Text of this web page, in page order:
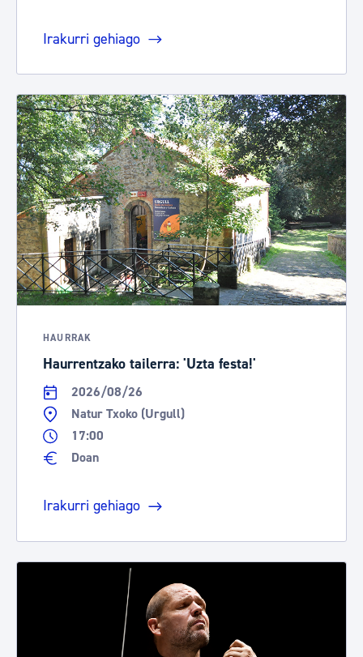
Irakurri gehiago
HAURRAK
Haurrentzako tailerra: 'Uzta festa!'
2026/08/26
Natur Txoko (Urgull)
17:00
Doan
Irakurri gehiago